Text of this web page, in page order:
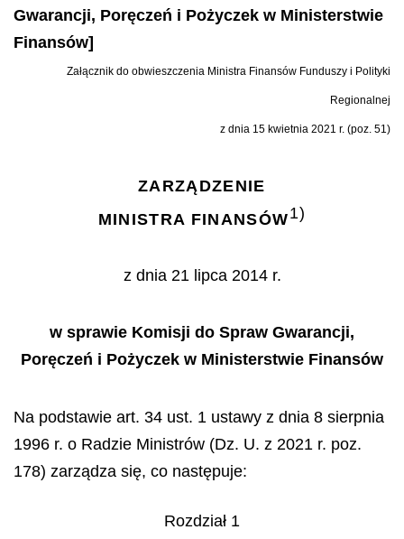
Gwarancji, Poręczeń i Pożyczek w Ministerstwie
Finansów]
Załącznik do obwieszczenia Ministra Finansów Funduszy i Polityki
Regionalnej
z dnia 15 kwietnia 2021 r. (poz. 51)
ZARZĄDZENIE
MINISTRA FINANSÓW1)
z dnia 21 lipca 2014 r.
w sprawie Komisji do Spraw Gwarancji,
Poręczeń i Pożyczek w Ministerstwie Finansów
Na podstawie art. 34 ust. 1 ustawy z dnia 8 sierpnia
1996 r. o Radzie Ministrów (Dz. U. z 2021 r. poz.
178) zarządza się, co następuje:
Rozdział 1